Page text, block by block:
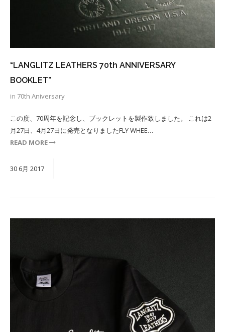
“LANGLITZ LEATHERS 70th ANNIVERSARY
BOOKLET”
in 70th Aniversary
この度、70周年を記念し、ブックレットを製作致しました。 これは2
月27日、4月27日に発売となりましたFLY WHEE…
READ MORE
30 6月 2017